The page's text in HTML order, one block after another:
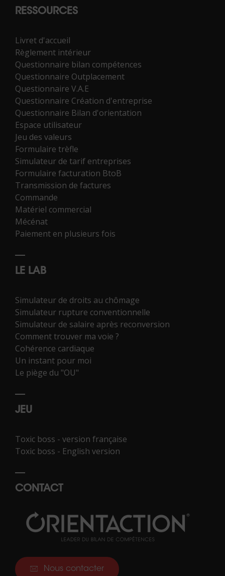
RESSOURCES
Livret d'accueil
Règlement intérieur
Questionnaire bilan compétences
Questionnaire Outplacement
Questionnaire V.A.E
Questionnaire Création d'entreprise
Questionnaire Bilan d'orientation
Espace utilisateur
Jeu des valeurs
Formulaire trèfle
Simulateur de tarif entreprises
Formulaire facturation BtoB
Transmission de factures
Commande
Matériel commercial
Mécénat
Paiement en plusieurs fois
LE LAB
Simulateur de droits au chômage
Simulateur rupture conventionnelle
Simulateur de salaire après reconversion
Comment trouver ma voie ?
Cohérence cardiaque
Un instant pour moi
Le piège du "OU"
JEU
Toxic boss - version française
Toxic boss - English version
CONTACT
Nous contacter